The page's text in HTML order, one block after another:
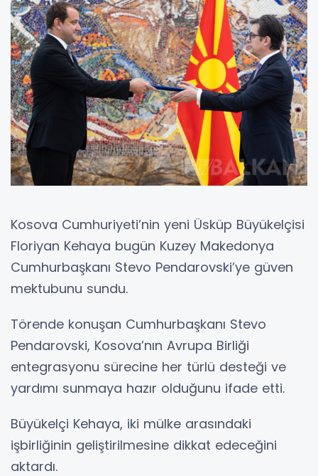
Kosova Cumhuriyeti’nin yeni Üsküp Büyükelçisi
Floriyan Kehaya bugün Kuzey Makedonya
Cumhurbaşkanı Stevo Pendarovski’ye güven
mektubunu sundu.
Törende konuşan Cumhurbaşkanı Stevo
Pendarovski, Kosova’nın Avrupa Birliği
entegrasyonu sürecine her türlü desteği ve
yardımı sunmaya hazır olduğunu ifade etti.
Büyükelçi Kehaya, iki mülke arasındaki
işbirliğinin geliştirilmesine dikkat edeceğini
aktardı.